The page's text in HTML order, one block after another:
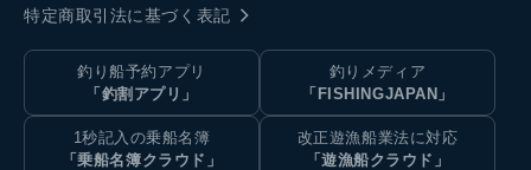
特定商取引法に基づく表記
釣り船予約アプリ
「釣割アプリ」
釣りメディア
「FISHINGJAPAN」
1秒記入の乗船名簿
「乗船名簿クラウド」
改正遊漁船業法に対応
「遊漁船クラウド」